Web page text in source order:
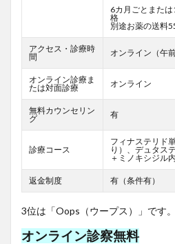
6カ月ごとまた
格
別途お薬の送料
アクセス・診療時
間
オンライン（午
オンライン診療ま
たは対面診療
オンライン
無料カウンセリン
グ
有
診療コース
フィナステリド
り）、デュタス
＋ミノキシジル
返金制度 有（条件有）
3位は「Oops（ウープス）」です。
オンライン診察無料